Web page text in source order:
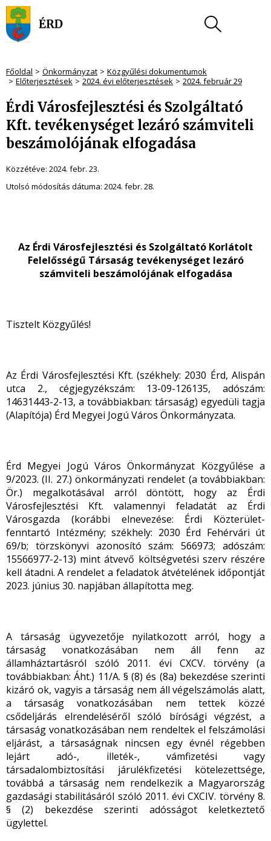
Főoldal Önkormányzat
Közgyűlési dokumentumok
Előterjesztések
2024. évi előterjesztések 2024. február 29
Érdi Városfejlesztési és Szolgáltató
Kft. tevékenységet lezáró számviteli
beszámolójának elfogadása
Közzétéve: 2024. febr. 23.
Utolsó módosítás dátuma: 2024. febr. 28.
Az Érdi Városfejlesztési és Szolgáltató Korlátolt
Felelősségű Társaság tevékenységet lezáró
számviteli beszámolójának elfogadása
Tisztelt Közgyűlés!
Az Érdi Városfejlesztési Kft. (székhely: 2030 Érd, Alispán
utca 2., cégjegyzékszám: 13-09-126135, adószám:
14631443-2-13, a továbbiakban: társaság) egyedüli tagja
(Alapítója) Érd Megyei Jogú Város Önkormányzata.
Érd Megyei Jogú Város Önkormányzat Közgyűlése a
9/2023. (II. 27.) önkormányzati rendelet (a továbbiakban:
Ör.) megalkotásával arról döntött, hogy az Érdi
Városfejlesztési Kft. valamennyi feladatát az Érdi
Városgazda (korábbi elnevezése: Érdi Közterület-
fenntartó Intézmény; székhely: 2030 Érd Fehérvári út
69/b; törzskönyvi azonosító szám: 566973; adószám:
15566977-2-13) mint átvevő költségvetési szerv részére
kell átadni. A rendelet a feladatok átvételének időpontját
2023. június 30. napjában állapította meg.
A társaság ügyvezetője nyilatkozott arról, hogy a
társaság vonatkozásában nem áll fenn az
államháztartásról szóló 2011. évi CXCV. törvény (a
továbbiakban: Áht.) 11/A. § (8) és (8a) bekezdése szerinti
kizáró ok, vagyis a társaság nem áll végelszámolás alatt,
a társaság vonatkozásában nem tettek közzé
csődeljárás elrendeléséről szóló bírósági végzést, a
társaság vonatkozásában nem rendeltek el felszámolási
eljárást, a társaságnak nincsen egy évnél régebben
lejárt adó-, illeték-, vámfizetési vagy
társadalombiztosítási járulékfizetési kötelezettsége,
továbbá a társaság nem rendelkezik a Magyarország
gazdasági stabilitásáról szóló 2011. évi CXCIV. törvény 8.
§ (2) bekezdése szerinti adósságot keletkeztető
ügylettel.